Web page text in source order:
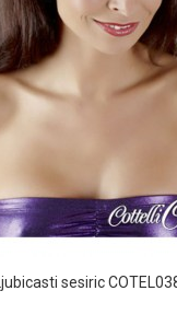
Ljubicasti sesiric